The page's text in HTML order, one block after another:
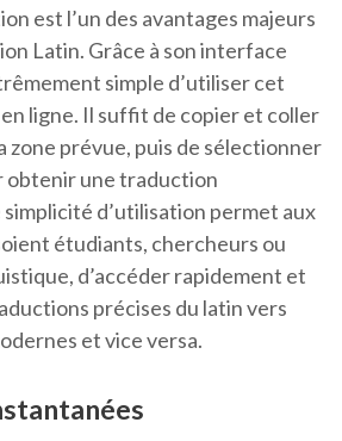
est l’un des avantages majeurs
Latin. Grâce à son interface
simple d’utiliser cet
ligne. Il suffit de copier et coller
zone prévue, puis de sélectionner
obtenir une traduction
d’utilisation permet aux
étudiants, chercheurs ou
d’accéder rapidement et
précises du latin vers
et vice versa.